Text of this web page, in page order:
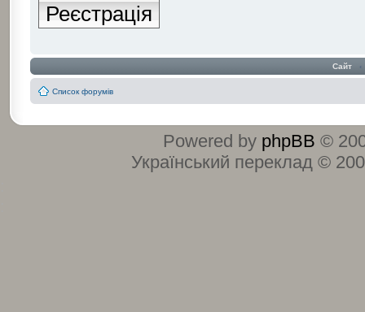
Реєстрація
Сайт ‹
Список форумів
Powered by phpBB ©
Український переклад ©